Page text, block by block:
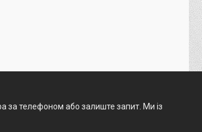
за телефоном або залиште запит. Ми із